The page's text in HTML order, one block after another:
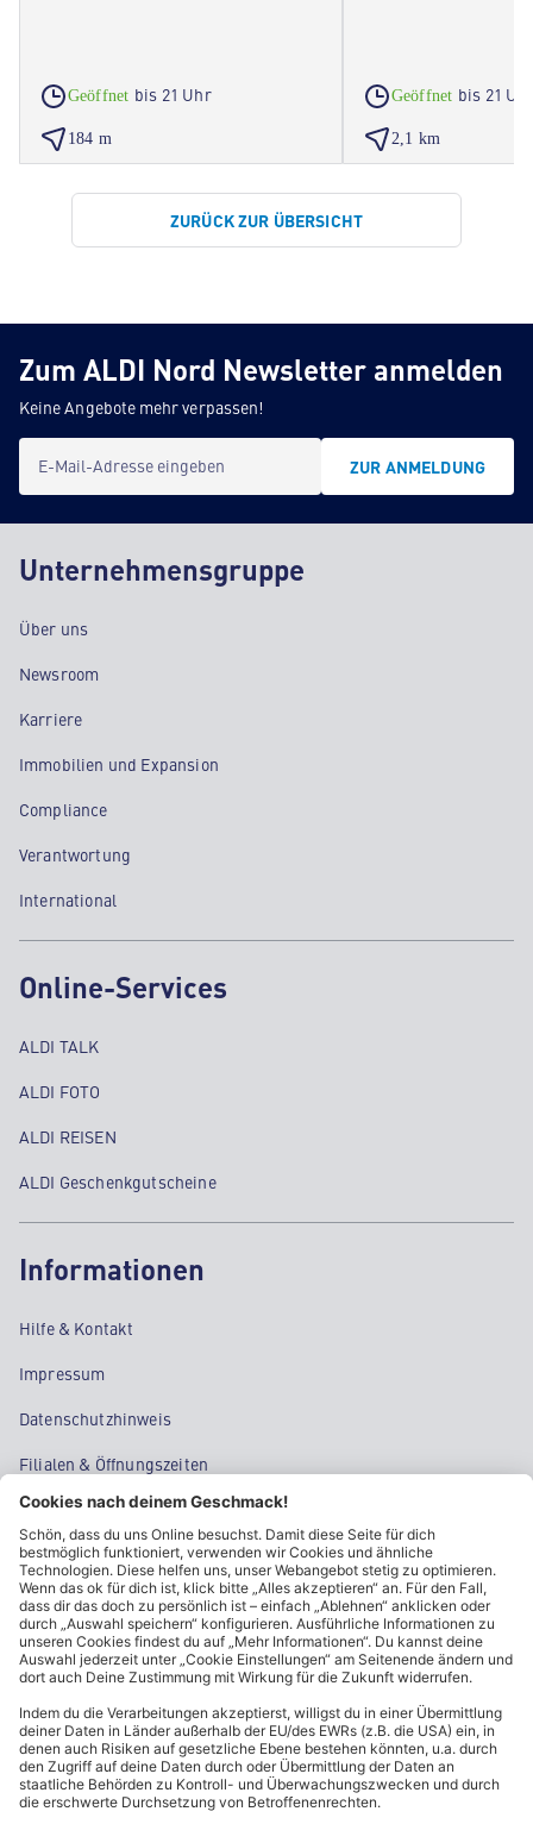
Geöffnet bis 21 Uhr
184 m
Geöffnet bis 21
2,1 km
ZURÜCK ZUR ÜBERSICHT
Zum ALDI Nord Newsletter anmelden
Keine Angebote mehr verpassen!
E-Mail-Adresse eingeben ZUR ANMELDUNG
Unternehmensgruppe
Über uns
Newsroom
Karriere
Immobilien und Expansion
Compliance
Verantwortung
International
Online-Services
ALDI TALK
ALDI FOTO
ALDI REISEN
ALDI Geschenkgutscheine
Informationen
Hilfe & Kontakt
Impressum
Datenschutzhinweis
Filialen & Öffnungszeiten
Kontakt
Cookie-Einstellungen
Kundeninformationen
ALDI Nord folgen